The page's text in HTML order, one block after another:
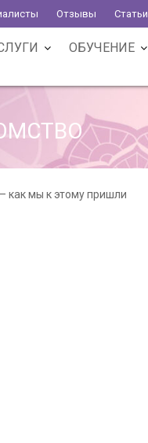
Отзывы Статьи
ОБУЧЕНИЕ
как мы к этому пришли